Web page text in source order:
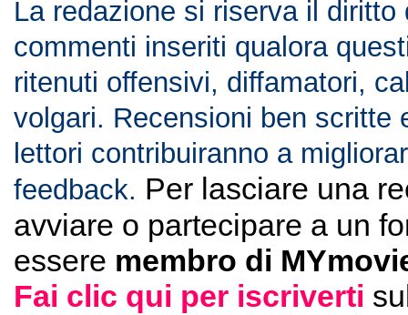
La redazione si riserva il diritto
commenti inseriti qualora
ritenuti offensivi, diffamatori,
volgari. Recensioni ben scritte
lettori contribuiranno a
feedback. Per lasciare una
avviare o partecipare a un
essere membro di
Fai clic qui per iscriverti